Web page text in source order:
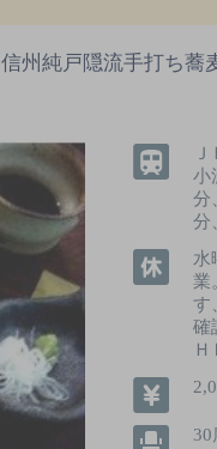
州純戸隠流手打ち蕎
小
分
分
水
業
す
確
Ｈ
30